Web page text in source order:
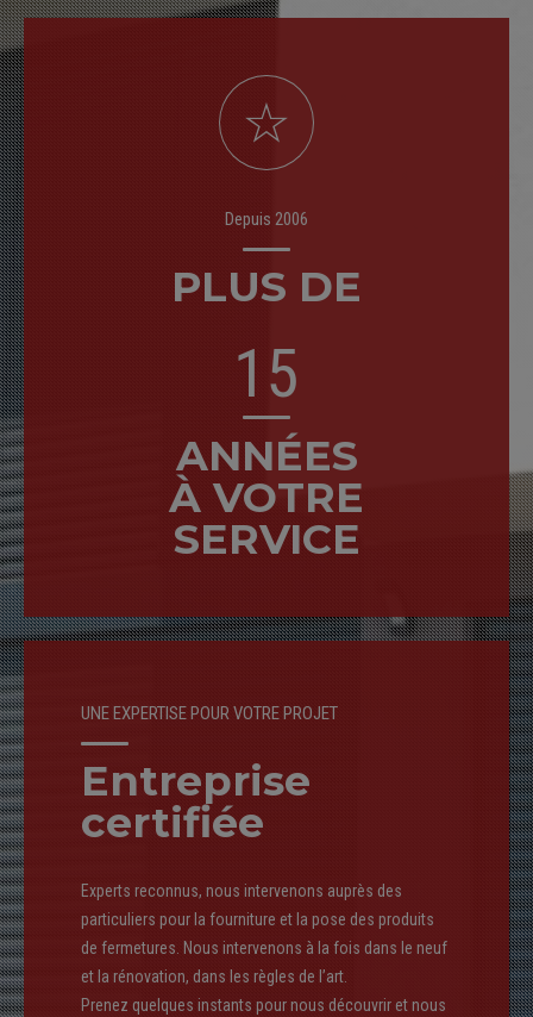
Depuis 2006
PLUS DE
0
1
2
3
4
5
6
7
8
9
0
0
1
2
3
4
5
6
7
8
9
0
ANNÉES
À VOTRE
SERVICE
UNE EXPERTISE POUR VOTRE PROJET
Entreprise
certifiée
Experts reconnus, nous intervenons auprès des
particuliers pour la fourniture et la pose des produits
de fermetures. Nous intervenons à la fois dans le neuf
et la rénovation, dans les règles de l’art.
Prenez quelques instants pour nous découvrir et nous